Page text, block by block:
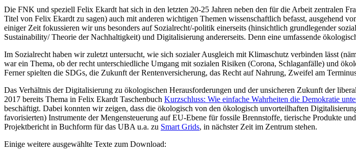
Die FNK und speziell Felix Ekardt hat sich in den letzten 20-25 Jahren neben den für die Arbeit zentralen
Titel von Felix Ekardt zu sagen) auch mit anderen wichtigen Themen wissenschaftlich befasst, ausgehend
einiger Zeit fokussieren wir uns besonders auf Sozialrecht/-politik einerseits (hinsichtlich grundlegender
Sustainability/ Theorie der Nachhaltigkeit) und Digitalisierung andererseits. Denn eine umfassende
Im Sozialrecht haben wir zuletzt untersucht, wie sich sozialer Ausgleich mit Klimaschutz verbinden lässt
war ein Thema, ob der recht unterschiedliche Umgang mit sozialen Risiken (Corona, Schlaganfälle) und
Ferner spielten die SDGs, die Zukunft der Rentenversicherung, das Recht auf Nahrung, Zweifel am
Das Verhältnis der Digitalisierung zu ökologischen Herausforderungen und der unsicheren Zukunft der
2017 bereits Thema in Felix Ekardt Taschenbuch Kurzschluss: Wie einfache Wahrheiten die Demokratie
beschäftigt. Dabei konnten wir zeigen, dass die ökologisch von den ökologisch unvorteilhaften
favorisierten) Instrumente der Mengensteuerung auf EU-Ebene für fossile Brennstoffe, tierische Produkte
Projektbericht in Buchform für das UBA u.a. zu Smart Grids, in nächster Zeit im Zentrum stehen.
Einige weitere ausgewählte Texte zum Download: